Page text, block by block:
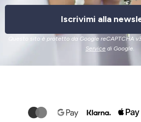
Iscrivimi alla
Questo sito è protetto da Google reCAPTCHA
Service di Google.